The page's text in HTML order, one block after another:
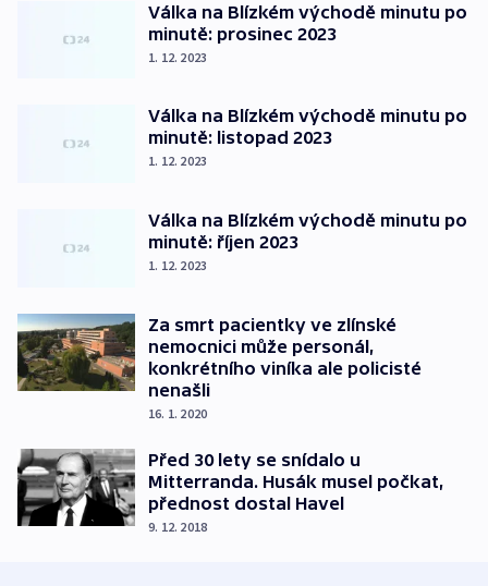
Válka na Blízkém východě minutu po
minutě: prosinec 2023
1. 12. 2023
Válka na Blízkém východě minutu po
minutě: listopad 2023
1. 12. 2023
Válka na Blízkém východě minutu po
minutě: říjen 2023
1. 12. 2023
Za smrt pacientky ve zlínské
nemocnici může personál,
konkrétního viníka ale policisté
nenašli
16. 1. 2020
Před 30 lety se snídalo u
Mitterranda. Husák musel počkat,
přednost dostal Havel
9. 12. 2018